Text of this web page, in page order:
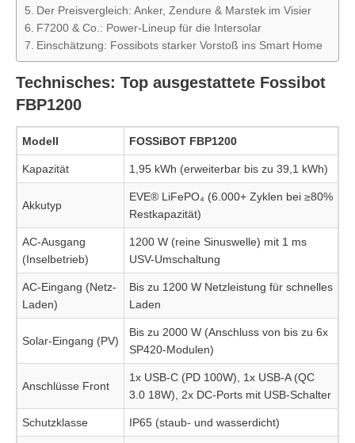
Der Preisvergleich: Anker, Zendure & Marstek im Visier
F7200 & Co.: Power-Lineup für die Intersolar
Einschätzung: Fossibots starker Vorstoß ins Smart Home
Technisches: Top ausgestattete Fossibot
FBP1200
Modell FOSSiBOT FBP1200
Kapazität 1,95 kWh (erweiterbar bis zu 39,1 kWh)
Akkutyp
EVE® LiFePO₄ (6.000+ Zyklen bei ≥80%
Restkapazität)
AC-Ausgang
(Inselbetrieb)
1200 W (reine Sinuswelle) mit 1 ms
USV-Umschaltung
AC-Eingang (Netz-
Laden)
Bis zu 1200 W Netzleistung für schnelles
Laden
Solar-Eingang (PV)
Bis zu 2000 W (Anschluss von bis zu 6x
SP420-Modulen)
Anschlüsse Front
1x USB-C (PD 100W), 1x USB-A (QC
3.0 18W), 2x DC-Ports mit USB-Schalter
Schutzklasse IP65 (staub- und wasserdicht)